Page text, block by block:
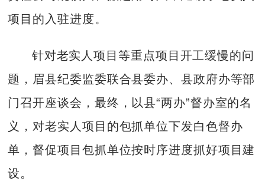
项目的入驻进度。
针对老实人项目等重点项目开工缓慢的问
题，眉县纪委监委联合县委办、县政府办等部
门召开座谈会，最终，以县“两办”督办室的名
义，对老实人项目的包抓单位下发白色督办
单，督促项目包抓单位按时序进度抓好项目建
设。